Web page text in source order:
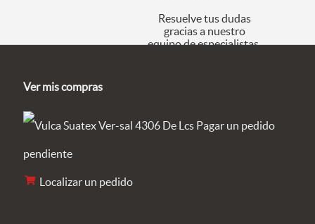
Resuelve tus dudas
gracias a nuestro
equipo de especialistas.
Ver mis compras
Pagar un pedido
pendiente
Localizar un pedido